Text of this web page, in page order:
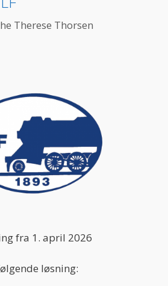
Therese Thorsen
fra 1. april 2026
løsning: